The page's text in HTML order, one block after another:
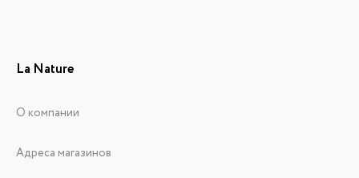
La Nature
О компании
Адреса магазинов